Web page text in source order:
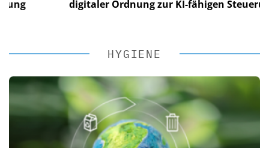
digitaler Ordnung zur KI-fähigen Steuerung
HYGIENE